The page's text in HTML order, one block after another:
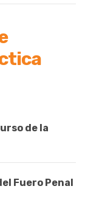
de la
Fuero Penal